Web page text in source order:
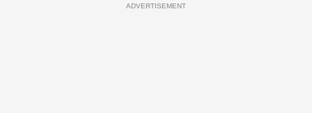
ADVERTISEMENT